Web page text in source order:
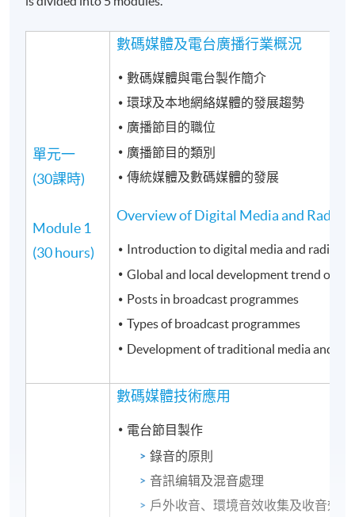
單元一
(30課時)
Module 1
(30 hours)
數碼媒體及電台廣播行業概況
數碼媒體與電台製作簡介
環球及本地網絡媒體的發展趨勢
廣播節目的職位
廣播節目的類別
傳統媒體及數碼媒體的發展
Overview of Digital Media and Radio
Introduction to digital media and radio
Global and local development trend of
Posts in broadcast programmes
Types of broadcast programmes
Development of traditional media and
數碼媒體技術應用
電台節目製作
錄音的原則
音訊编辑及混音處理
戶外收音、環境音效收集及收音效果